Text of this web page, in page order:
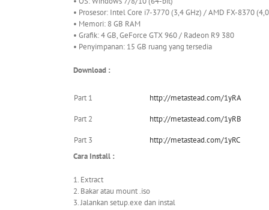
• Prosesor: Intel Core i7-3770 (3,4 GHz) / AMD FX-8370
• Memori: 8 GB RAM
• Grafik: 4 GB, GeForce GTX 960 / Radeon R9 380
• Penyimpanan: 15 GB ruang yang tersedia
Download :
Part 1 http://metastead.com/1yRA
Part 2 http://metastead.com/1yRB
Part 3
http://metastead.com/1yRC
Cara Install :
1. Extract
2. Bakar atau mount .iso
3. Jalankan setup.exe dan instal